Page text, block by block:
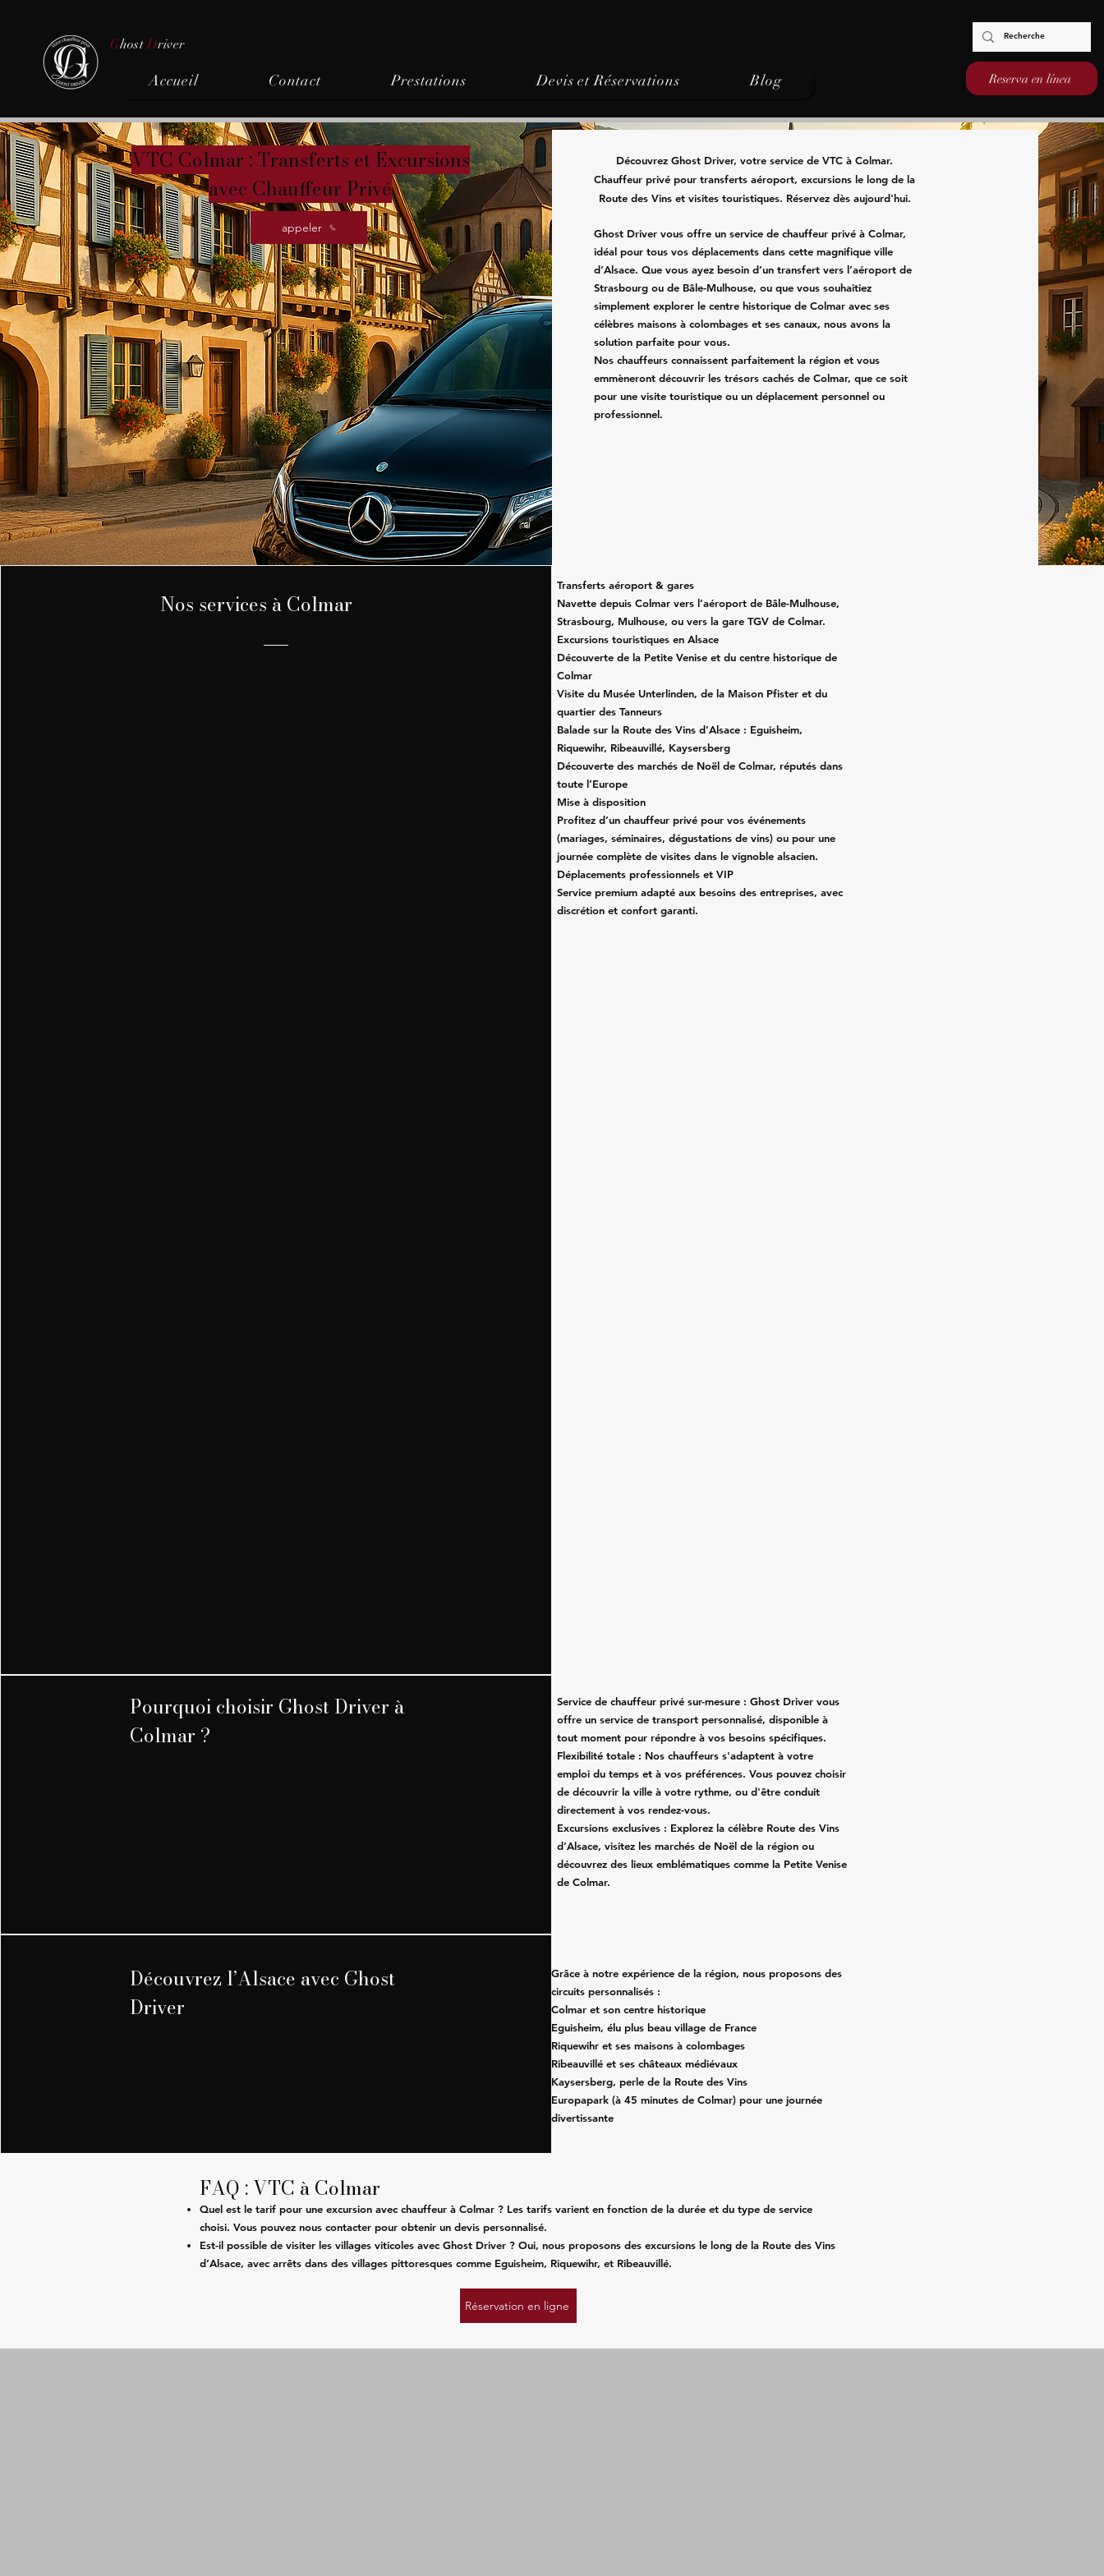
Ghost Driver
Accueil Contact Prestations Devis et Réservations Blog Reserva en línea
VTC Colmar : Transferts et Excursions
avec Chauffeur Privé
appeler
Découvrez Ghost Driver, votre service de VTC à Colmar.
Chauffeur privé pour transferts aéroport, excursions le long de la
Route des Vins et visites touristiques. Réservez dès aujourd'hui.
Ghost Driver vous offre un service de chauffeur privé à Colmar,
idéal pour tous vos déplacements dans cette magnifique ville
d’Alsace. Que vous ayez besoin d’un transfert vers l’aéroport de
Strasbourg ou de Bâle-Mulhouse, ou que vous souhaitiez
simplement explorer le centre historique de Colmar avec ses
célèbres maisons à colombages et ses canaux, nous avons la
solution parfaite pour vous.
Nos chauffeurs connaissent parfaitement la région et vous
emmèneront découvrir les trésors cachés de Colmar, que ce soit
pour une visite touristique ou un déplacement personnel ou
professionnel.
Nos services à Colmar
Transferts aéroport & gares
Navette depuis Colmar vers l’aéroport de Bâle-Mulhouse,
Strasbourg, Mulhouse, ou vers la gare TGV de Colmar.
Excursions touristiques en Alsace
Découverte de la Petite Venise et du centre historique de
Colmar
Visite du Musée Unterlinden, de la Maison Pfister et du
quartier des Tanneurs
Balade sur la Route des Vins d’Alsace : Eguisheim,
Riquewihr, Ribeauvillé, Kaysersberg
Découverte des marchés de Noël de Colmar, réputés dans
toute l’Europe
Mise à disposition
Profitez d’un chauffeur privé pour vos événements
(mariages, séminaires, dégustations de vins) ou pour une
journée complète de visites dans le vignoble alsacien.
Déplacements professionnels et VIP
Service premium adapté aux besoins des entreprises, avec
discrétion et confort garanti.
Pourquoi choisir Ghost Driver à
Colmar ?
Service de chauffeur privé sur-mesure : Ghost Driver vous
offre un service de transport personnalisé, disponible à
tout moment pour répondre à vos besoins spécifiques.
Flexibilité totale : Nos chauffeurs s'adaptent à votre
emploi du temps et à vos préférences. Vous pouvez choisir
de découvrir la ville à votre rythme, ou d'être conduit
directement à vos rendez-vous.
Excursions exclusives : Explorez la célèbre Route des Vins
d’Alsace, visitez les marchés de Noël de la région ou
découvrez des lieux emblématiques comme la Petite Venise
de Colmar.
Découvrez l’Alsace avec Ghost
Driver
Grâce à notre expérience de la région, nous proposons des
circuits personnalisés :
Colmar et son centre historique
Eguisheim, élu plus beau village de France
Riquewihr et ses maisons à colombages
Ribeauvillé et ses châteaux médiévaux
Kaysersberg, perle de la Route des Vins
Europapark (à 45 minutes de Colmar) pour une journée
divertissante
FAQ : VTC à Colmar
Quel est le tarif pour une excursion avec chauffeur à Colmar ? Les tarifs varient en fonction de la durée et du type de service
choisi. Vous pouvez nous contacter pour obtenir un devis personnalisé.
Est-il possible de visiter les villages viticoles avec Ghost Driver ? Oui, nous proposons des excursions le long de la Route des Vins
d’Alsace, avec arrêts dans des villages pittoresques comme Eguisheim, Riquewihr, et Ribeauvillé.
Réservation en ligne